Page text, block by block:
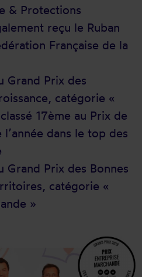
& Protections
reçu le Ruban
Française de la
Grand Prix des
catégorie «
17ème au Prix de
dans le top des
Grand Prix des Bonnes
catégorie «
»